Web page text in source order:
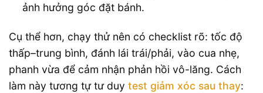
ảnh hưởng góc đặt bánh.
Cụ thể hơn, chạy thử nên có checklist rõ: tốc độ
thấp–trung bình, đánh lái trái/phải, vào cua nhẹ,
phanh vừa để cảm nhận phản hồi vô-lăng. Cách
làm này tương tự tư duy test giảm xóc sau thay: